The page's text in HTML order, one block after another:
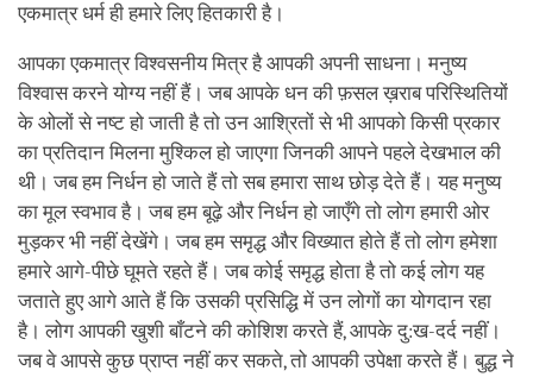
एकमात्र धर्म ही हमारे लिए हितकारी है।
आपका एकमात्र विश्वसनीय मित्र है आपकी अपनी साधना। मनुष्य
विश्वास करने योग्य नहीं हैं। जब आपके धन की फ़सल ख़राब परिस्थितियों
के ओलों से नष्ट हो जाती है तो उन आश्रितों से भी आपको किसी प्रकार
का प्रतिदान मिलना मुश्किल हो जाएगा जिनकी आपने पहले देखभाल की
थी। जब हम निर्धन हो जाते हैं तो सब हमारा साथ छोड़ देते हैं। यह मनुष्य
का मूल स्वभाव है। जब हम बूढ़े और निर्धन हो जाएँगे तो लोग हमारी ओर
मुड़कर भी नहीं देखेंगे। जब हम समृद्ध और विख्यात होते हैं तो लोग हमेशा
हमारे आगे-पीछे घूमते रहते हैं। जब कोई समृद्ध होता है तो कई लोग यह
जताते हुए आगे आते हैं कि उसकी प्रसिद्धि में उन लोगों का योगदान रहा
है। लोग आपकी खुशी बाँटने की कोशिश करते हैं, आपके दु:ख-दर्द नहीं।
जब वे आपसे कुछ प्राप्त नहीं कर सकते, तो आपकी उपेक्षा करते हैं। बुद्ध ने